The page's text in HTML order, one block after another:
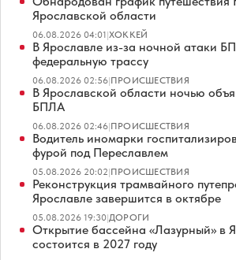
Ярославской области
06.08.2026 04:01|ХОККЕЙ
В Ярославле из-за ночной атаки
федеральную трассу
06.08.2026 02:56|ПРОИСШЕСТВИЯ
В Ярославской области ночью
БПЛА
06.08.2026 02:46|ПРОИСШЕСТВИЯ
Водитель иномарки
фурой под Переславлем
05.08.2026 20:02|ПРОИСШЕСТВИЯ
Реконструкция трамвайного
Ярославле завершится в октябре
05.08.2026 19:30|ДОРОГИ
Открытие бассейна «Лазурный» в
состоится в 2027 году